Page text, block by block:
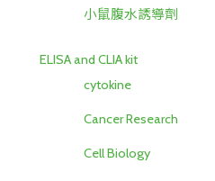
小鼠腹水誘導劑
ELISA and CLIA kit
cytokine
Cancer Research
Cell Biology